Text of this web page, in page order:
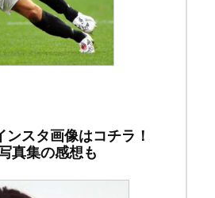
ンスタ画像はコチラ！
真集の感想も